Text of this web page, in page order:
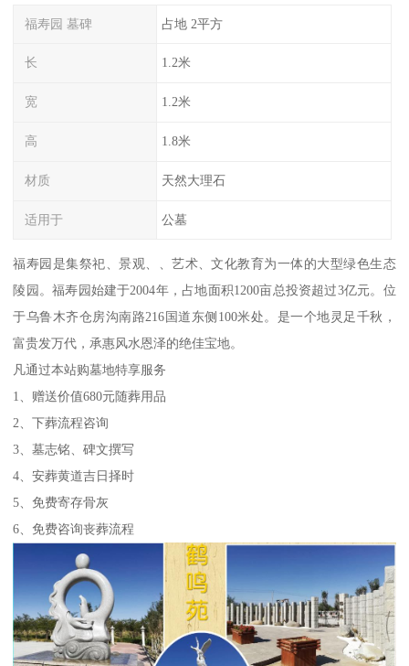
福寿园 墓碑 占地 2平方
长 1.2米
宽 1.2米
高 1.8米
材质 天然大理石
适用于 公墓
福寿园是集祭祀、景观、、艺术、文化教育为一体的大型绿色生态
陵园。福寿园始建于2004年，占地面积1200亩总投资超过3亿元。位
于乌鲁木齐仓房沟南路216国道东侧100米处。是一个地灵足千秋，
富贵发万代，承惠风水恩泽的绝佳宝地。
凡通过本站购墓地特享服务
1、赠送价值680元随葬用品
2、下葬流程咨询
3、墓志铭、碑文撰写
4、安葬黄道吉日择时
5、免费寄存骨灰
6、免费咨询丧葬流程